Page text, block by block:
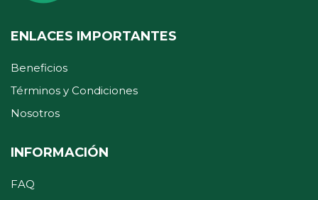
ENLACES IMPORTANTES
Beneficios
Términos y Condiciones
Nosotros
INFORMACIÓN
FAQ